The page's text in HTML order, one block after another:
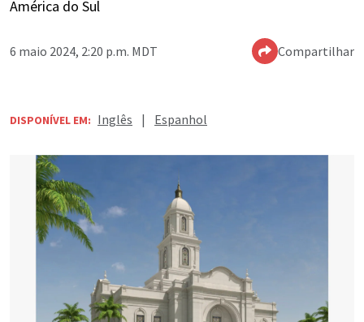
América do Sul
6 maio 2024, 2:20 p.m. MDT Compartilhar
DISPONÍVEL EM: Inglês | Espanhol